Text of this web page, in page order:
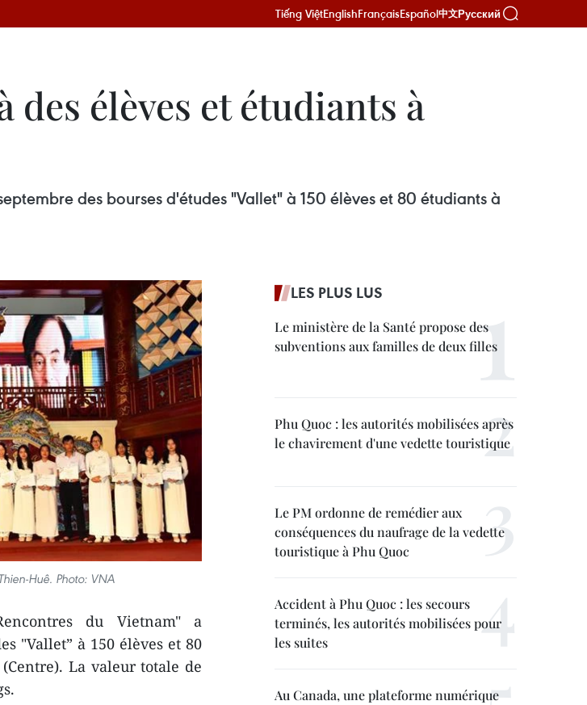
Tiếng ViệtEnglishFrançaisEspañol中文Русский
des élèves et étudiants à
des bourses d'études "Vallet" à 150 élèves et 80 étudiants à
Huê. Photo: VNA
du Vietnam" a
"Vallet” à 150 élèves et 80
La valeur totale de
LES PLUS LUS
Le ministère de la Santé propose des
subventions aux familles de deux filles
Phu Quoc : les autorités mobilisées après
le chavirement d'une vedette touristique
Le PM ordonne de remédier aux
conséquences du naufrage de la vedette
touristique à Phu Quoc
Accident à Phu Quoc : les secours
terminés, les autorités mobilisées pour
les suites
Au Canada, une plateforme numérique